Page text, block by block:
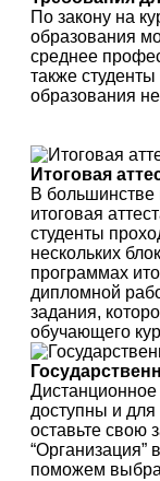
По закону на
образования
среднее
также
образования
Итоговая
В большинстве
итоговая
студенты
нескольких
программах
дипломной
задания,
обучающего
доступны и для
оставьте свою
поможем